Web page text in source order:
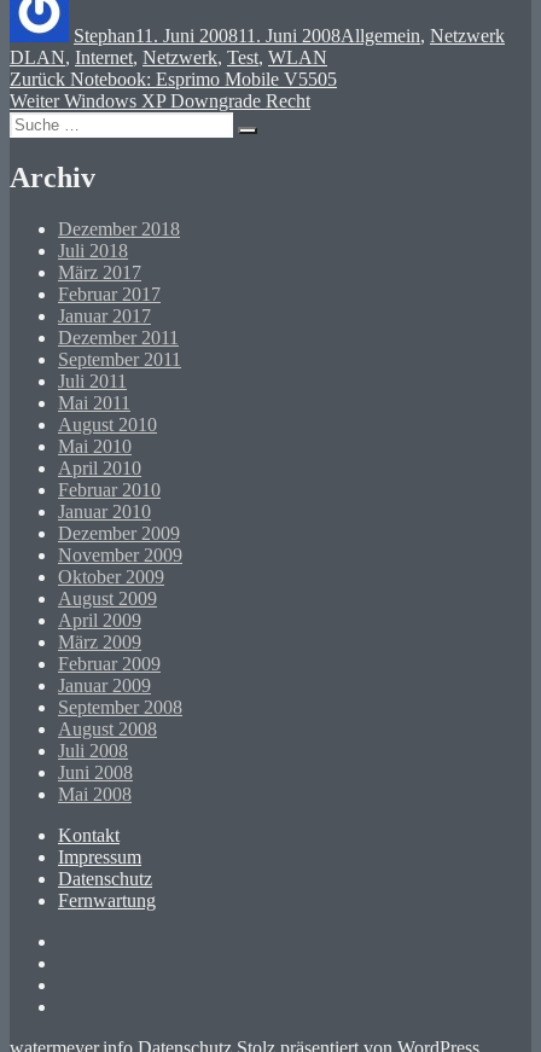
Stephan11. Juni 200811. Juni 2008Allgemein, Netzwerk
DLAN, Internet, Netzwerk, Test, WLAN
Beitragsnavigation
Zurück Vorheriger
Beitrag:
Notebook: Esprimo Mobile V5505
Weiter Nächster
Windows XP Downgrade Recht
Suche
nach:
Suchen
Archiv
Dezember 2018
Juli 2018
März 2017
Februar 2017
Januar 2017
Dezember 2011
September 2011
Juli 2011
Mai 2011
August 2010
Mai 2010
April 2010
Februar 2010
Januar 2010
Dezember 2009
November 2009
Oktober 2009
August 2009
April 2009
März 2009
Februar 2009
Januar 2009
September 2008
August 2008
Juli 2008
Juni 2008
Mai 2008
Kontakt
Impressum
Datenschutz
Fernwartung
watermeyer.info Datenschutz Stolz präsentiert von WordPress